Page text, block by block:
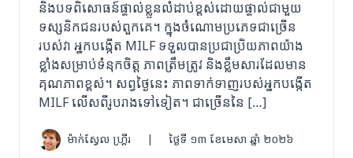
និងបទពិសោធន៍ផ្ទាល់ខ្លួនលំដាប់ខ្ពស់ដោយផ្ទាល់ជាមួយ
ទស្សនិកជនរបស់ពួកគេ។ ក្នុងចំណោមប្រភេទជាច្រើន
របស់វា អ្នកបង្កើត MILF ទទួលបានប្រជាប្រិយភាពយ៉ាង
ខ្លាំងសម្រាប់ទំនុកចិត្ត ភាពត្រឹមត្រូវ និងខ្លឹមសារដែលមាន
គុណភាពខ្ពស់។ សព្វថ្ងៃនេះ ភាពទាក់ទាញរបស់អ្នកបង្កើត
MILF លើសពីរូបរាងទៅទៀត។ ជាច្រើននៃ […]
ម៉ាក់ស្វែល ហ្គ្រីរ ថ្ងៃទី ១៣ ខែមេសា ឆ្នាំ ២០២៦